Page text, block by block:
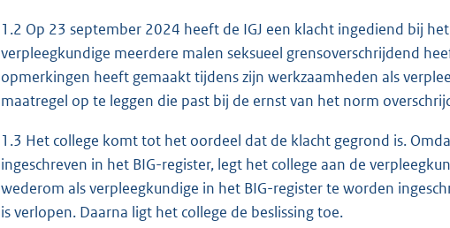
1.2 Op 23 september 2024 heeft de IGJ een klacht ingediend bij
verpleegkundige meerdere malen seksueel grensoverschrijdend
opmerkingen heeft gemaakt tijdens zijn werkzaamheden als
maatregel op te leggen die past bij de ernst van het norm
1.3 Het college komt tot het oordeel dat de klacht gegrond is.
ingeschreven in het BIG-register, legt het college aan de
wederom als verpleegkundige in het BIG-register te worden
is verlopen. Daarna ligt het college de beslissing toe.